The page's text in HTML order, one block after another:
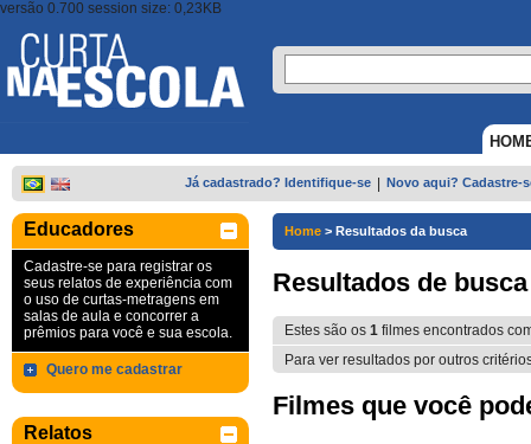
versão 0.700 session size: 0,23KB
Já cadastrado? Identifique-se Novo aqui? Cadastre-
Educadores
Cadastre-se para registrar os
seus relatos de experiência com
o uso de curtas-metragens em
salas de aula e concorrer a
prêmios para você e sua escola.
Quero me cadastrar
Relatos
Home > Resultados da busca
Resultados de busca
Estes são os 1 filmes encontrados
Para ver resultados por outros
Filmes que você